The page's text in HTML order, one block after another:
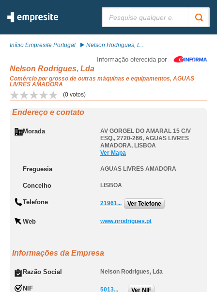
Início Empresite Portugal Nelson Rodrigues, L...
Informação oferecida por
Nelson Rodrigues, Lda
Comércio por grosso de outras máquinas e equipamentos, AGUAS
LIVRES AMADORA
(0 votos)
Endereço e contato
Morada
AV GORGEL DO AMARAL 15 C/V
ESQ., 2720-266, AGUAS LIVRES
AMADORA, LISBOA
Ver Mapa
Freguesia AGUAS LIVRES AMADORA
Concelho LISBOA
Telefone 21961... Ver Telefone
Web www.nrodrigues.pt
Informações da Empresa
Razão Social Nelson Rodrigues, Lda
NIF 5013... Ver NIF